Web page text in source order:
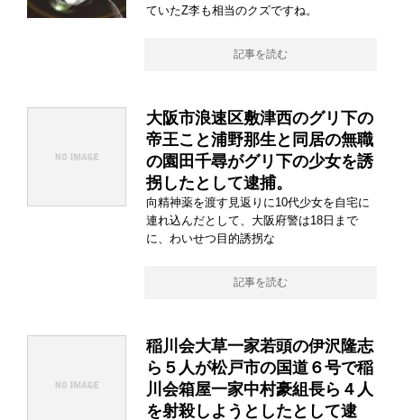
ていたZ李も相当のクズですね。
記事を読む
大阪市浪速区敷津西のグリ下の
帝王こと浦野那生と同居の無職
の園田千尋がグリ下の少女を誘
拐したとして逮捕。
向精神薬を渡す見返りに10代少女を自宅に
連れ込んだとして、大阪府警は18日まで
に、わいせつ目的誘拐な
記事を読む
稲川会大草一家若頭の伊沢隆志
ら５人が松戸市の国道６号で稲
川会箱屋一家中村豪組長ら４人
を射殺しようとしたとして逮